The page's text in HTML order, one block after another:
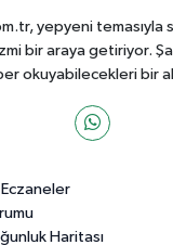
yepyeni temasıyla
bir araya getiriyor.
okuyabilecekleri bir
Haritası